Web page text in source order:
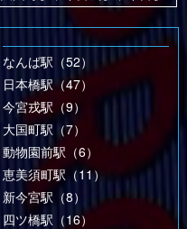
なんば駅（52）
日本橋駅（47）
今宮戎駅（9）
大国町駅（7）
動物園前駅（6）
恵美須町駅（11）
新今宮駅（8）
四ツ橋駅（16）